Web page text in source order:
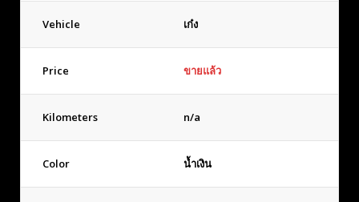
Vehicle เก๋ง
Price ขายแล้ว
Kilometers n/a
Color น้ำเงิน